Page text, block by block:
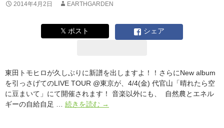
2014年4月2日 EARTHGARDEN
𝕏 ポスト シェア
東田トモヒロが久しぶりに新譜を出しますよ！！さらにNew album
を引っさげてのLIVE TOUR @東京が、4/4(金) 代官山「晴れたら空
に豆まいて」にて開催されます！ 音楽以外にも、 自然農とエネル
ギーの自給自足 … 続きを読む 東
→